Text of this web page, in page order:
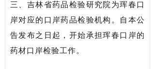
三、吉林省药品检验研究院为珲春口
岸对应的口岸药品检验机构。自本公
告发布之日起，开始承担珲春口岸的
药材口岸检验工作。